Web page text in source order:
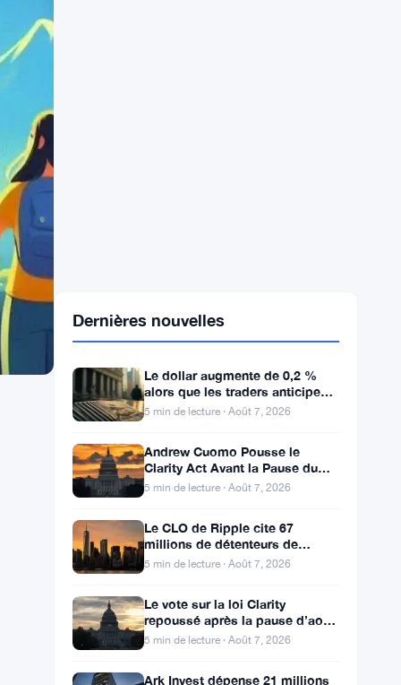
Le dollar augmente de 0,2 %
le rapport sur l’emploi aux
États-Unis
5 min de lecture · Août 7, 2026
Andrew Cuomo Pousse le
Congrès alors qu’OKX Croît en
5 min de lecture · Août 7, 2026